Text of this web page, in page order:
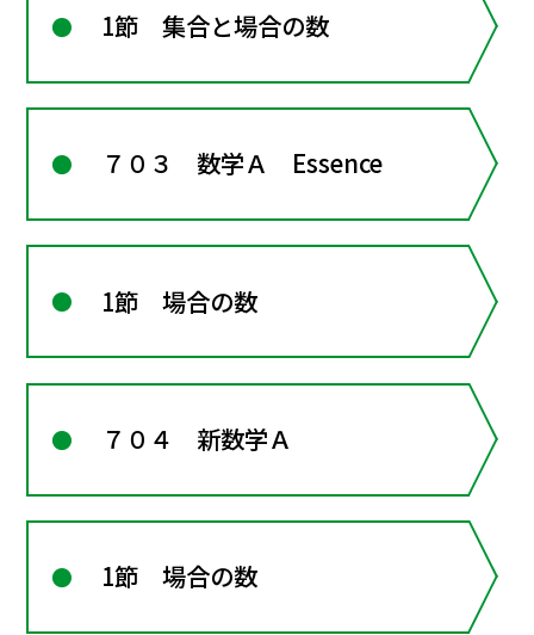
1節 集合と場合の数
７０３ 数学Ａ Essence
1節 場合の数
７０４ 新数学Ａ
1節 場合の数